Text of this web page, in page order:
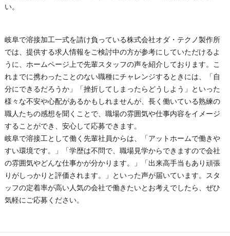
い。
岐阜で溶接加工一式を請け負っている株式会社オダ・テクノ製作所
では、提供する求人情報をご検討中の方が参考にしていただけるよ
うに、ホームページ上で先輩スタッフの声を紹介しております。こ
れまでに携わったことのない職種にチャレンジするときには、「自
分にできるだろうか」「挫折してしまったらどうしよう」といった
様々な不安や心配があるかもしれませんが、長く働いている熟練の
職人たちの感想を聞くことで、職場の雰囲気や仕事内容をイメージ
することができ、安心して応募できます。
岐阜で溶接工として働く先輩社員からは、「アットホームで働きや
すい環境です。」「学歴は不問で、職場見学からできますので会社
の雰囲気やどんな仕事かが分かります。」「出来高手当もあり頑張
りがしっかりと評価されます。」といった声が届いています。スタ
ッフの定着率が高い人気の会社で働きたいとお考えでしたら、ぜひ
気軽にご応募ください。